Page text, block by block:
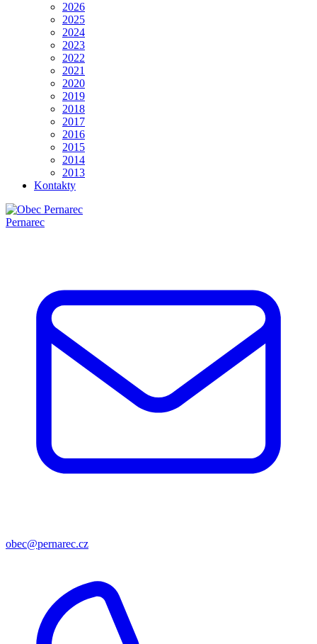
2026
2025
2024
2023
2022
2021
2020
2019
2018
2017
2016
2015
2014
2013
Kontakty
Pernarec
obec@pernarec.cz